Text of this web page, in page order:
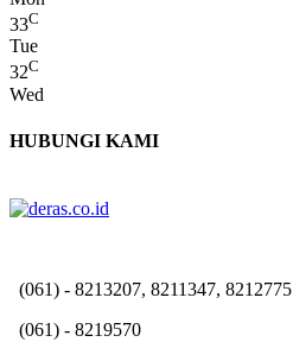
33C
Tue
32C
Wed
HUBUNGI KAMI
(061) - 8213207, 8211347, 8212775
(061) - 8219570